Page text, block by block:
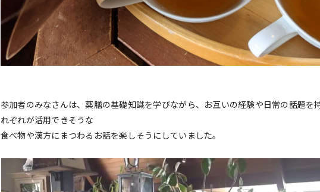
参加者のみなさんは、薬膳の基礎知識を学びながら、お互いの経験や日常の話題を
れぞれが活用できそうな
食べ物や漢方にまつわるお話を楽しそうにしていました。